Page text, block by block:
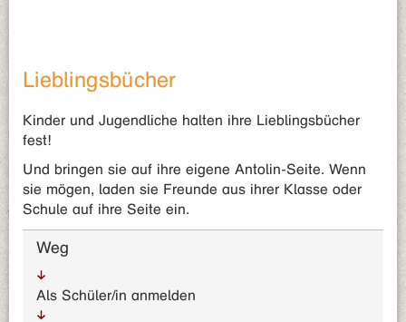
Lieblingsbücher
Kinder und Jugendliche halten ihre Lieblingsbücher
fest!
Und bringen sie auf ihre eigene Antolin-Seite. Wenn
sie mögen, laden sie Freunde aus ihrer Klasse oder
Schule auf ihre Seite ein.
Weg
Als Schüler/in anmelden